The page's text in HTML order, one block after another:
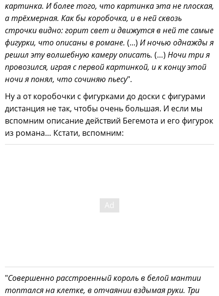
картинка. И более того, что картинка эта не плоская,
а трёхмерная. Как бы коробочка, и в ней сквозь
строчки видно: горит свет и движутся в ней те самые
фигурки, что описаны в романе. (...) И ночью однажды я
решил эту волшебную камеру описать. (…) Ночи три я
провозился, играя с первой картинкой, и к концу этой
ночи я понял, что сочиняю пьесу".
Ну а от коробочки с фигурками до доски с фигурами
дистанция не так, чтобы очень большая. И если мы
вспомним описание действий Бегемота и его фигурок
из романа… Кстати, вспомним:
"Совершенно расстроенный король в белой мантии
топтался на клетке, в отчаянии вздымая руки. Три